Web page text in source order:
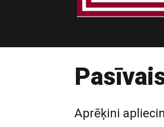
Aprēķini